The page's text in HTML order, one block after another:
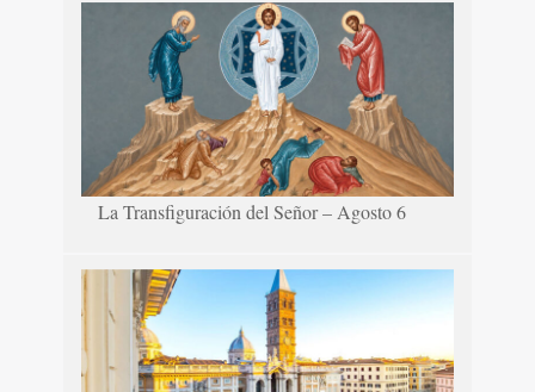
La Transfiguración del Señor – Agosto 6